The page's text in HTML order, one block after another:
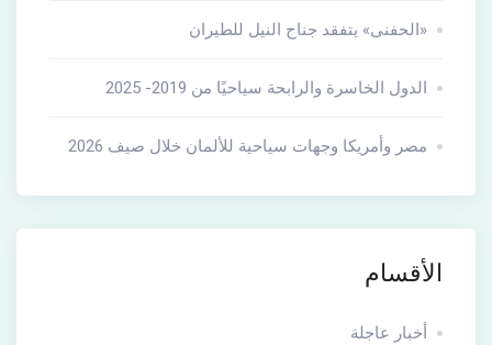
«الحفنى» يتفقد جناح النيل للطيران
الدول الخاسرة والرابحة سياحيًا من 2019- 2025
مصر وأمريكا وجهات سياحية للألمان خلال صيف 2026
الأقسام
أخبار عاجلة